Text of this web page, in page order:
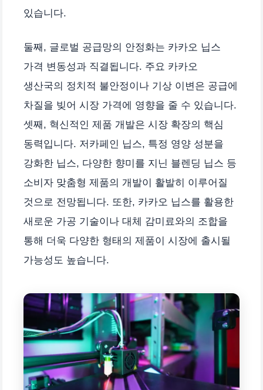
있습니다.
둘째, 글로벌 공급망의 안정화는 카카오 닙스
가격 변동성과 직결됩니다. 주요 카카오
생산국의 정치적 불안정이나 기상 이변은 공급에
차질을 빚어 시장 가격에 영향을 줄 수 있습니다.
셋째, 혁신적인 제품 개발은 시장 확장의 핵심
동력입니다. 저카페인 닙스, 특정 영양 성분을
강화한 닙스, 다양한 향미를 지닌 블렌딩 닙스 등
소비자 맞춤형 제품의 개발이 활발히 이루어질
것으로 전망됩니다. 또한, 카카오 닙스를 활용한
새로운 가공 기술이나 대체 감미료와의 조합을
통해 더욱 다양한 형태의 제품이 시장에 출시될
가능성도 높습니다.